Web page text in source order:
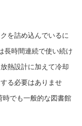
を詰め込んでいるに
長時間連続で使い続け
熱設計に加えて冷却
る必要はありませ
でも一般的な図書館